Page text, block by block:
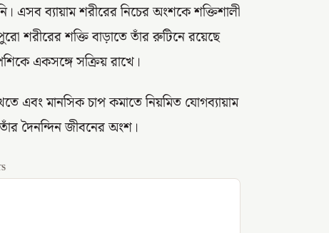
এসব ব্যায়াম শরীরের নিচের অংশকে শক্তিশালী
শরীরের শক্তি বাড়াতে তাঁর রুটিনে রয়েছে
একসঙ্গে সক্রিয় রাখে।
এবং মানসিক চাপ কমাতে নিয়মিত যোগব্যায়াম
দৈনন্দিন জীবনের অংশ।